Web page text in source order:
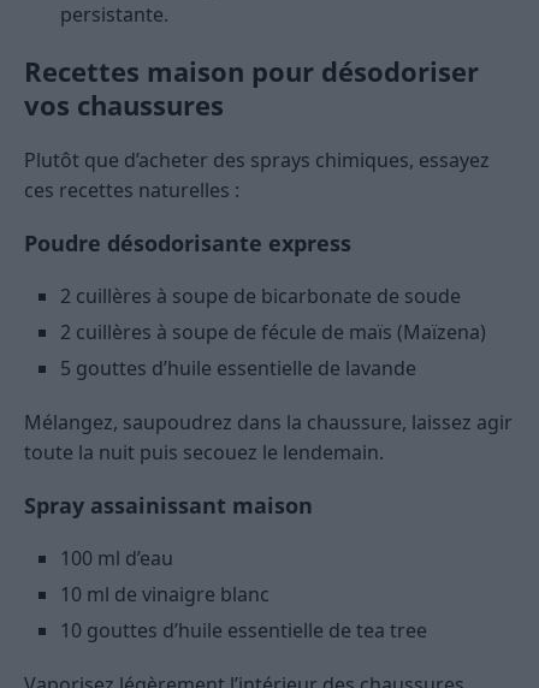
persistante.
Recettes maison pour désodoriser
vos chaussures
Plutôt que d’acheter des sprays chimiques, essayez
ces recettes naturelles :
Poudre désodorisante express
2 cuillères à soupe de bicarbonate de soude
2 cuillères à soupe de fécule de maïs (Maïzena)
5 gouttes d’huile essentielle de lavande
Mélangez, saupoudrez dans la chaussure, laissez agir
toute la nuit puis secouez le lendemain.
Spray assainissant maison
100 ml d’eau
10 ml de vinaigre blanc
10 gouttes d’huile essentielle de tea tree